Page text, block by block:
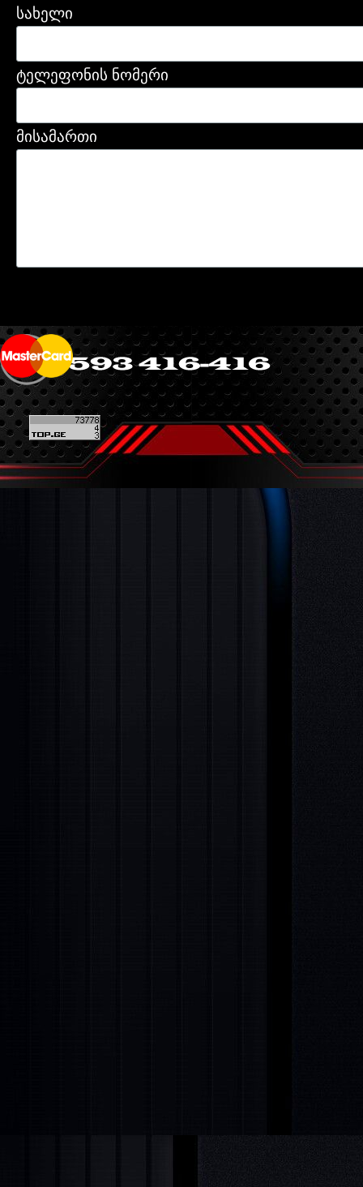
სახელი
ტელეფონის ნომერი
მისამართი